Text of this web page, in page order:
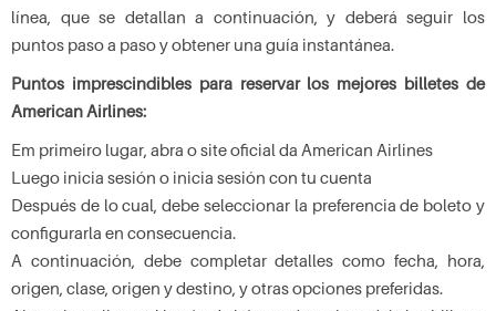
línea, que se detallan a continuación, y deberá seguir los
puntos paso a paso y obtener una guía instantánea.
Puntos imprescindibles para reservar los mejores billetes de
American Airlines:
Em primeiro lugar, abra o site oficial da American Airlines
Luego inicia sesión o inicia sesión con tu cuenta
Después de lo cual, debe seleccionar la preferencia de boleto y
configurarla en consecuencia.
A continuación, debe completar detalles como fecha, hora,
origen, clase, origen y destino, y otras opciones preferidas.